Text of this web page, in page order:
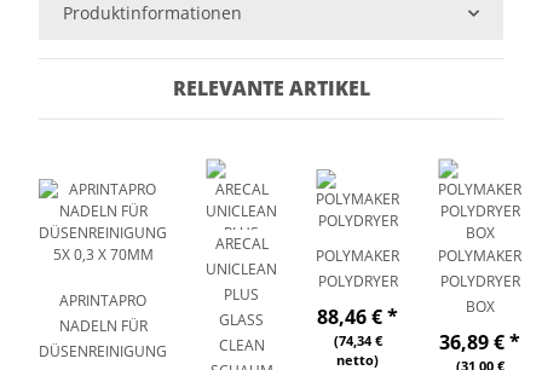
Produktinformationen
RELEVANTE ARTIKEL
APRINTAPRO
NADELN FÜR
DÜSENREINIGUNG
ARECAL
UNICLEAN
PLUS
GLASS
CLEAN
POLYMAKER
POLYDRYER
88,46 €*
(74,34 €
netto)
POLYMAKER
POLYDRYER
BOX
36,89 €*
(31,00 €